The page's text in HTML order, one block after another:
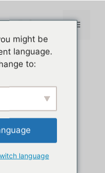
PC Menu
might be
language.
to:
language